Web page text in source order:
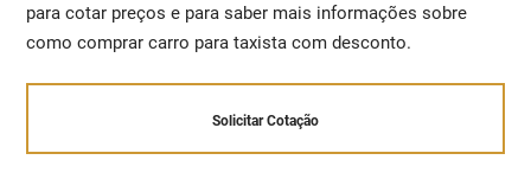
para cotar preços e para saber mais informações sobre
como comprar carro para taxista com desconto.
Solicitar Cotação